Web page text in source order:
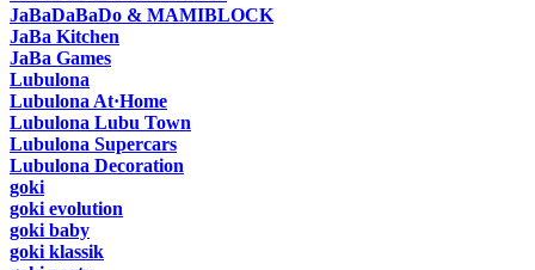
JaBaDaBaDo & MAMIBLOCK
JaBa Kitchen
JaBa Games
Lubulona
Lubulona At·Home
Lubulona Lubu Town
Lubulona Supercars
Lubulona Decoration
goki
goki evolution
goki baby
goki klassik